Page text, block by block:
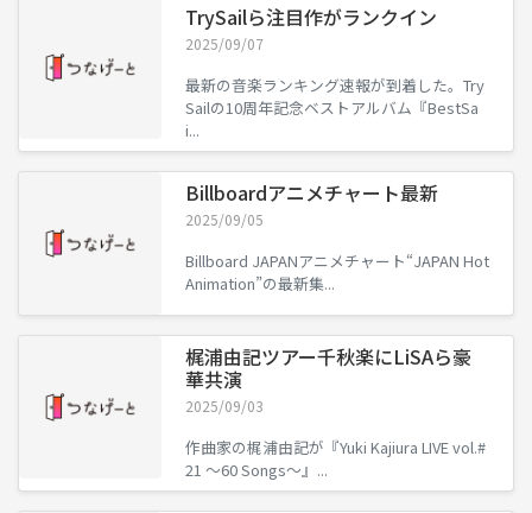
TrySailら注目作がランクイン
2025/09/07
最新の音楽ランキング速報が到着した。Try
Sailの10周年記念ベストアルバム『BestSa
i...
Billboardアニメチャート最新
2025/09/05
Billboard JAPANアニメチャート“JAPAN Hot
Animation”の最新集...
梶浦由記ツアー千秋楽にLiSAら豪
華共演
2025/09/03
作曲家の梶浦由記が『Yuki Kajiura LIVE vol.#
21 ～60 Songs～』...